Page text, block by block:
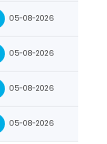
05-08-2026
05-08-2026
05-08-2026
05-08-2026